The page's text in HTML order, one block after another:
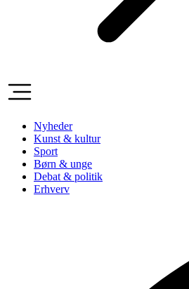
Nyheder
Kunst & kultur
Sport
Børn & unge
Debat & politik
Erhverv